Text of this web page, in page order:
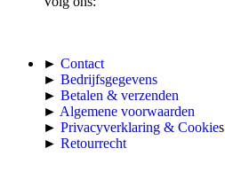
► Contact
► Bedrijfsgegevens
► Betalen & verzenden
► Algemene voorwaarden
► Privacyverklaring & Cookies
► Retourrecht